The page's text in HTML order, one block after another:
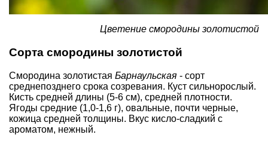
Цветение смородины золотистой
Сорта смородины золотистой
Смородина золотистая Барнаульская - сорт
среднепозднего срока созревания. Куст сильнорослый.
Кисть средней длины (5-6 см), средней плотности.
Ягоды средние (1,0-1,6 г), овальные, почти черные,
кожица средней толщины. Вкус кисло-сладкий с
ароматом, нежный.